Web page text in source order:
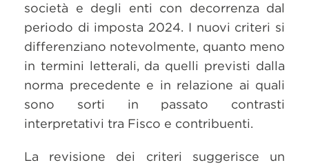
società e degli enti con decorrenza dal
periodo di imposta 2024. I nuovi criteri si
differenziano notevolmente, quanto meno
in termini letterali, da quelli previsti dalla
norma precedente e in relazione ai quali
sono sorti in passato contrasti
interpretativi tra Fisco e contribuenti.
La revisione dei criteri suggerisce un